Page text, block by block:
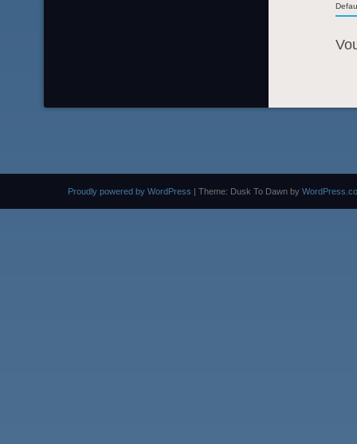
Proudly powered by WordPress | Theme: Dusk To Dawn by